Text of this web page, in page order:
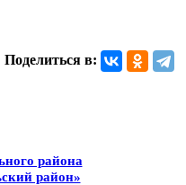
Поделиться в:
района
район»